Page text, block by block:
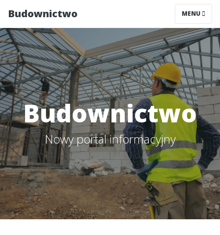
Budownictwo MENU
Budownictwo
Nowy portal informacyjny